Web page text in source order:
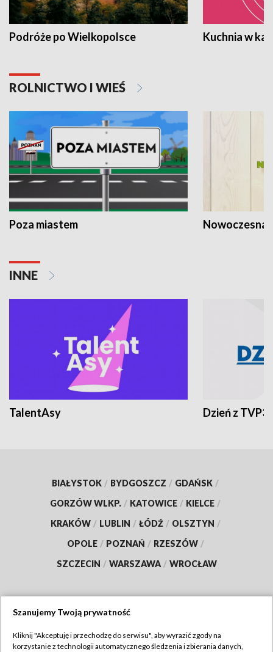
Podróże po Wielkopolsce Kuchnia w
ROLNICTWO I WIEŚ
Poza miastem Nowoczesna
INNE
TalentAsy Dzień z TVP3
BIAŁYSTOK / BYDGOSZCZ / GDAŃSK /
GORZÓW WLKP. / KATOWICE / KIELCE /
KRAKÓW / LUBLIN / ŁÓDŹ / OLSZTYN /
OPOLE / POZNAŃ / RZESZÓW /
SZCZECIN / WARSZAWA / WROCŁAW
TVP
Szanujemy Twoją prywatność
Kliknij "Akceptuję i przechodzę do serwisu", aby wyrazić zgody na
korzystanie z technologii automatycznego śledzenia i zbierania danych,